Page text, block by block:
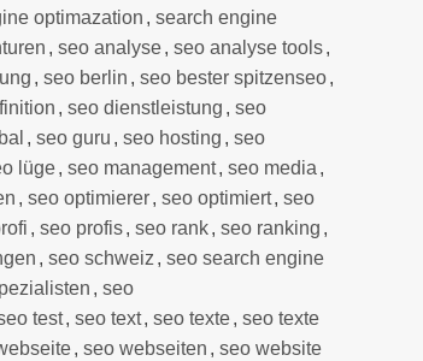
optimazation ,search engine
,seo analyse,seo analyse tools,
,seo berlin ,seo bester spitzenseo,
,seo dienstleistung ,seo
,seo guru ,seo hosting ,seo
lüge,seo management,seo media ,
,seo optimierer,seo optimiert,seo
,seo profis,seo rank,seo ranking ,
,seo schweiz ,seo search engine
,seo
test,seo text,seo texte,seo texte
,seo webseiten ,seo website